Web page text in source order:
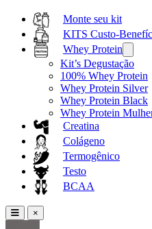
Monte seu kit
KITS Custo-
Whey Protein
Kit’s Degustação
100% Whey Protein
Whey Protein Silver
Whey Protein Black
Whey Protein
Creatina
Colágeno
Termogênico
Testo
BCAA
×